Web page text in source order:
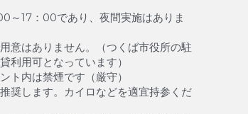
～17：00であり、夜間実施はありま
意はありません。（つくば市役所の駐
利用可となっています）
ト内は禁煙です（厳守）
奨します。カイロなどを適宜持参くだ